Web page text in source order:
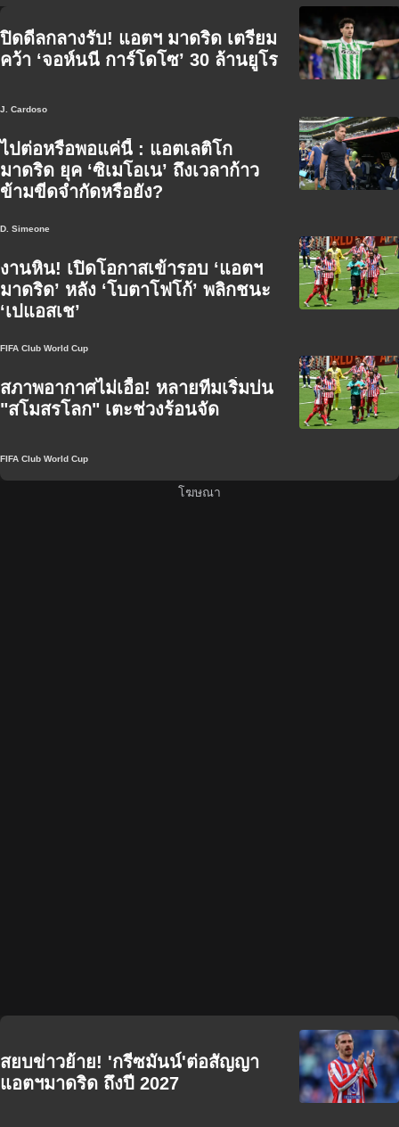
ปิดดีลกลางรับ! แอตฯ มาดริด เตรียม
คว้า ‘จอห์นนี การ์โดโซ’ 30 ล้านยูโร
J. Cardoso
ไปต่อหรือพอแค่นี้ : แอตเลติโก
มาดริด ยุค ‘ซิเมโอเน’ ถึงเวลาก้าว
ข้ามขีดจำกัดหรือยัง?
D. Simeone
งานหิน! เปิดโอกาสเข้ารอบ ‘แอตฯ
มาดริด’ หลัง ‘โบตาโฟโก้’ พลิกชนะ
‘เปแอสเช’
FIFA Club World Cup
สภาพอากาศไม่เอื้อ! หลายทีมเริ่มบ่น
"สโมสรโลก" เตะช่วงร้อนจัด
FIFA Club World Cup
สยบข่าวย้าย! 'กรีซมันน์'ต่อสัญญา
แอตฯมาดริด ถึงปี 2027